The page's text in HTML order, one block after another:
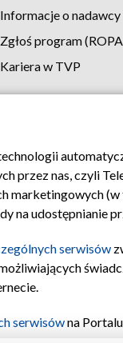
Informacje o nadawcy
Zgłoś program
Kariera w TVP
Moje zgody
nas, czyli
marketingowych
na udostępnianie
serwisów
serwisówna